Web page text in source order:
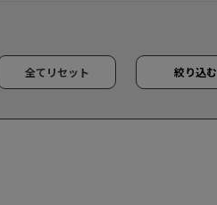
全てリセット 絞り込む